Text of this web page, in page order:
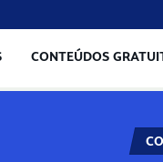
CONTEÚDOS